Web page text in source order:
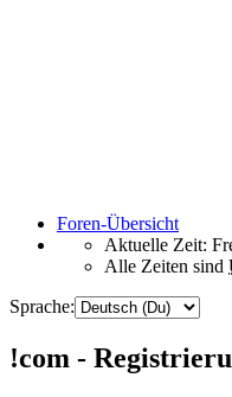
Foren-Übersicht
Aktuelle Zeit:
Alle Zeiten sind
Sprache:
!com -